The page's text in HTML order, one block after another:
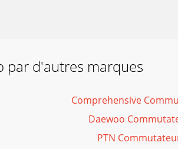
par d'autres marques
Comprehensive
Daewoo
PTN